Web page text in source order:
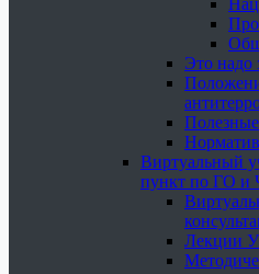
Это надо
Виртуальный
пункт по ГО и
Лекции